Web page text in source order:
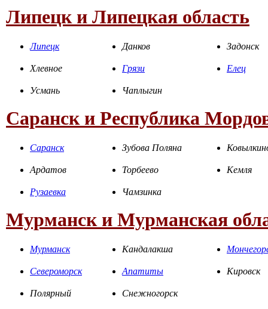
Липецк и Липецкая область
Липецк Данков Задонск
Хлевное Грязи Елец
Усмань Чаплыгин
Саранск и Республика
Саранск Зубова Поляна
Ардатов Торбеево Кемля
Рузаевка Чамзинка
Мурманск и Мурманская
Мурманск Кандалакша
Североморск Апатиты Кировск
Полярный Снежногорск